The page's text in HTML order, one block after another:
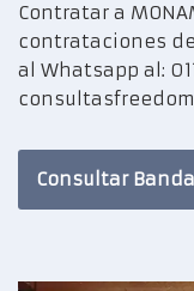
Contratar a
contrataciones
al Whatsapp al:
Consultar Banda